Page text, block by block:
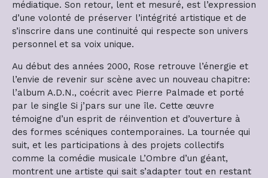
médiatique. Son retour, lent et mesuré, est l’expression
d’une volonté de préserver l’intégrité artistique et de
s’inscrire dans une continuité qui respecte son univers
personnel et sa voix unique.
Au début des années 2000, Rose retrouve l’énergie et
l’envie de revenir sur scène avec un nouveau chapitre:
l’album A.D.N., coécrit avec Pierre Palmade et porté
par le single Si j’pars sur une île. Cette œuvre
témoigne d’un esprit de réinvention et d’ouverture à
des formes scéniques contemporaines. La tournée qui
suit, et les participations à des projets collectifs
comme la comédie musicale L’Ombre d’un géant,
montrent une artiste qui sait s’adapter tout en restant